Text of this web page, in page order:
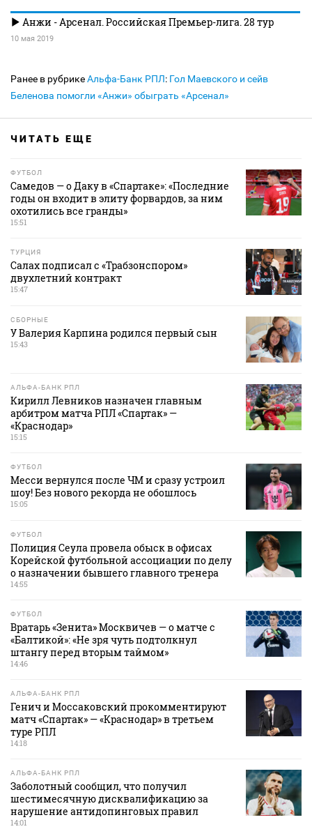
Анжи - Арсенал. Российская Премьер-лига. 28 тур
10 мая 2019
Ранее в рубрикеАльфа-Банк РПЛ: Гол Маевского и сейв
Беленова помогли «Анжи» обыграть «Арсенал»
ЧИТАТЬ ЕЩЕ
ФУТБОЛ
Самедов — о Даку в «Спартаке»: «Последние
годы он входит в элиту форвардов, за ним
охотились все гранды»
15:51
ТУРЦИЯ
Салах подписал с «Трабзонспором»
двухлетний контракт
15:47
СБОРНЫЕ
У Валерия Карпина родился первый сын
15:43
АЛЬФА-БАНК РПЛ
Кирилл Левников назначен главным
арбитром матча РПЛ «Спартак» —
«Краснодар»
15:15
ФУТБОЛ
Месси вернулся после ЧМ и сразу устроил
шоу! Без нового рекорда не обошлось
15:05
ФУТБОЛ
Полиция Сеула провела обыск в офисах
Корейской футбольной ассоциации по делу
о назначении бывшего главного тренера
14:55
ФУТБОЛ
Вратарь «Зенита» Москвичев — о матче с
«Балтикой»: «Не зря чуть подтолкнул
штангу перед вторым таймом»
14:46
АЛЬФА-БАНК РПЛ
Генич и Моссаковский прокомментируют
матч «Спартак» — «Краснодар» в третьем
туре РПЛ
14:18
АЛЬФА-БАНК РПЛ
Заболотный сообщил, что получил
шестимесячную дисквалификацию за
нарушение антидопинговых правил
14:01